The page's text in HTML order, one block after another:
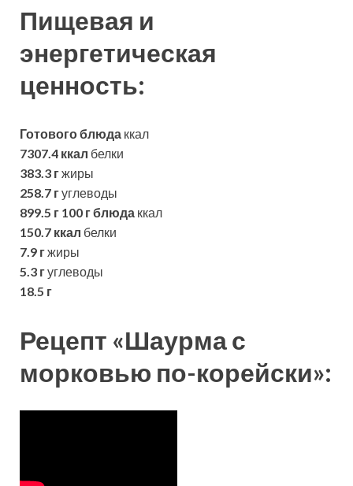
Пищевая и
энергетическая
ценность:
Готового блюда ккал
7307.4 ккал белки
383.3 гжиры
258.7 гуглеводы
899.5 г 100 г блюда ккал
150.7 ккал белки
7.9 гжиры
5.3 гуглеводы
18.5 г
Рецепт «Шаурма с
морковью по-корейски»: